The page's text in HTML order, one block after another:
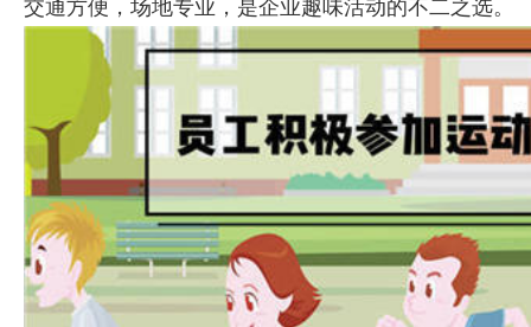
交通方便，场地专业，是企业趣味活动的不二之选。